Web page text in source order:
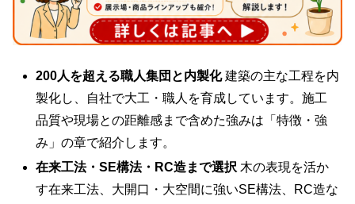
200人を超える職人集団と内製化建築の主な工程を内
製化し、自社で大工・職人を育成しています。施工
品質や現場との距離感まで含めた強みは「特徴・強
み」の章で紹介します。
在来工法・SE構法・RC造まで選択 木の表現を活か
す在来工法、大開口・大空間に強いSE構法、RC造な